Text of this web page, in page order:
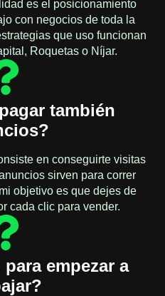
es el posicionamiento
con negocios de toda la
que uso funcionan
Roquetas o Níjar.
también
en conseguirte visitas
sirven para correr
objetivo es que dejes de
cada clic para vender.
empezar a